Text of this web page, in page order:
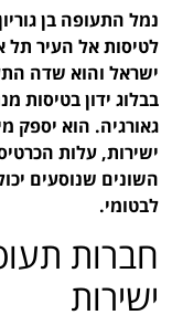
נמל התעופה בן
לטיסות אל העיר תל
ישראל והוא שדה
בבלוג ידון בטיסות
גאורגיה. הוא יספק
ישירות, עלות
השונים שנוסעים
לבטומי.
חברות
ישירות